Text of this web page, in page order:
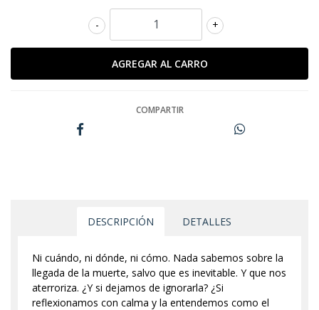
+
-
COMPARTIR
DESCRIPCIÓN DETALLES
Ni cuándo, ni dónde, ni cómo. Nada sabemos sobre la
llegada de la muerte, salvo que es inevitable. Y que nos
aterroriza. ¿Y si dejamos de ignorarla? ¿Si
reflexionamos con calma y la entendemos como el